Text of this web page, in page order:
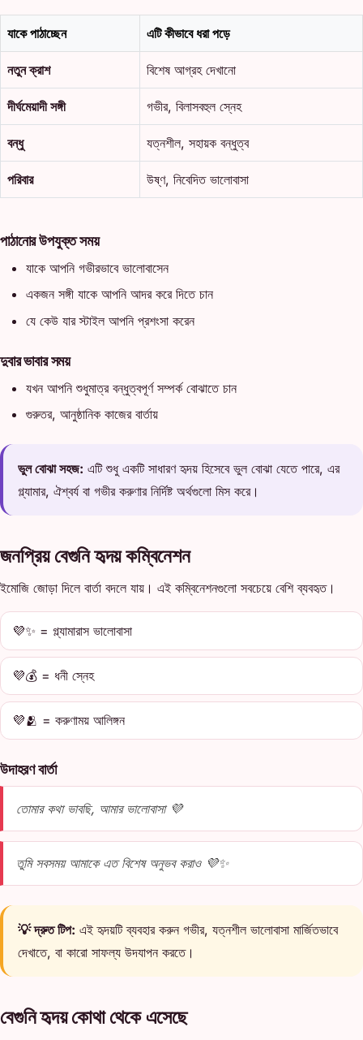
যাকে পাঠাচ্ছেন এটি কীভাবে ধরা পড়ে
নতুন ক্রাশ বিশেষ আগ্রহ দেখানো
দীর্ঘমেয়াদী সঙ্গী গভীর, বিলাসবহুল স্নেহ
বন্ধু যত্নশীল, সহায়ক বন্ধুত্ব
পরিবার উষ্ণ, নিবেদিত ভালোবাসা
পাঠানোর উপযুক্ত সময়
যাকে আপনি গভীরভাবে ভালোবাসেন
একজন সঙ্গী যাকে আপনি আদর করে দিতে চান
যে কেউ যার স্টাইল আপনি প্রশংসা করেন
দুবার ভাবার সময়
যখন আপনি শুধুমাত্র বন্ধুত্বপূর্ণ সম্পর্ক বোঝাতে চান
গুরুতর, আনুষ্ঠানিক কাজের বার্তায়
ভুল বোঝা সহজ: এটি শুধু একটি সাধারণ হৃদয় হিসেবে ভুল বোঝা যেতে পারে, এর
গ্ল্যামার, ঐশ্বর্য বা গভীর করুণার নির্দিষ্ট অর্থগুলো মিস করে।
জনপ্রিয় বেগুনি হৃদয় কম্বিনেশন
ইমোজি জোড়া দিলে বার্তা বদলে যায়। এই কম্বিনেশনগুলো সবচেয়ে বেশি ব্যবহৃত।
💜✨ = গ্ল্যামারাস ভালোবাসা
💜💰 = ধনী স্নেহ
💜🫂 = করুণাময় আলিঙ্গন
উদাহরণ বার্তা
তোমার কথা ভাবছি, আমার ভালোবাসা 💜
তুমি সবসময় আমাকে এত বিশেষ অনুভব করাও 💜✨
💡 দ্রুত টিপ: এই হৃদয়টি ব্যবহার করুন গভীর, যত্নশীল ভালোবাসা মার্জিতভাবে
দেখাতে, বা কারো সাফল্য উদযাপন করতে।
বেগুনি হৃদয় কোথা থেকে এসেছে